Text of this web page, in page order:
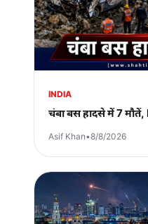
INDIA
चंबा बस हादसे में 7 मौतें,
Asif Khan•8/8/2026